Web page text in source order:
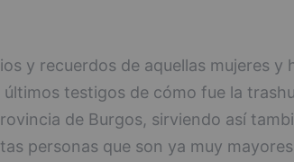
y recuerdos de aquellas mujeres y
últimos testigos de cómo fue la
de Burgos, sirviendo así
personas que son ya muy